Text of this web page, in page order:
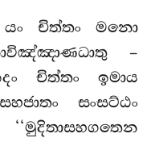
යං චිත්තං මනො
–
චිත්තං ඉමාය
සංසට්ඨං